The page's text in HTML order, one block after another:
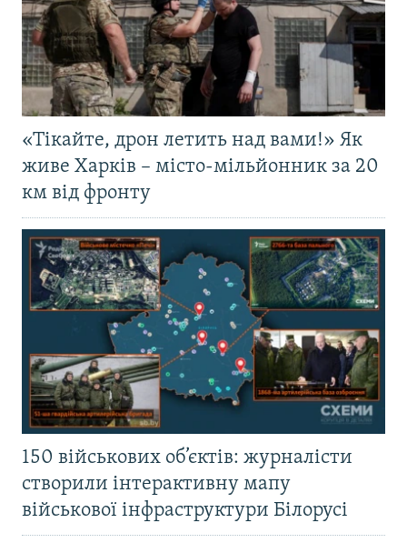
«Тікайте, дрон летить над вами!» Як
живе Харків – місто-мільйонник за 20
км від фронту
150 військових об’єктів: журналісти
створили інтерактивну мапу
військової інфраструктури Білорусі